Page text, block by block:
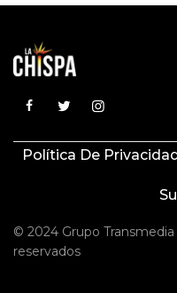
Política De
© 2024 Grupo
reservados